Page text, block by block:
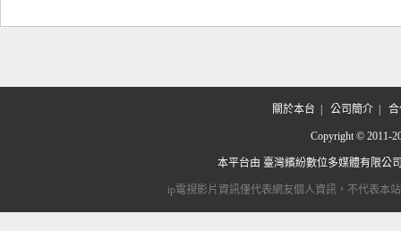
關於本台 公司簡介| 合
Copyright © 2011-
本平台由 臺灣繽紛數位多媒體有限公
ip電視影片資訊僅代表網友個人資訊，不代表本